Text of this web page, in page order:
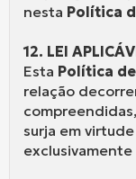
nesta Política
12. LEI
Esta Política
relação
surja em